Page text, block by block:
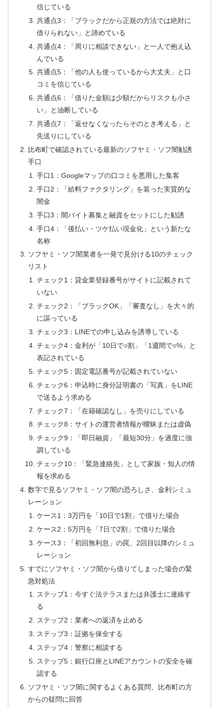
信じている
共通点3：「ブラックだから正規の方法では絶対に
借りられない」と諦めている
共通点4：「周りに相談できない」と一人で抱え込
んでいる
共通点5：「他の人も使っているから大丈夫」と口
コミを信じている
共通点6：「借りた金額は少額だからリスクも小さ
い」と油断している
共通点7：「返せなくなったらそのとき考える」と
先送りにしている
比布町で確認されている最新のソフヤミ・ソフ闇勧誘
手口
手口1：Googleマップの口コミを悪用した集客
手口2：「給料ファクタリング」を装った実質的な
闇金
手口3：闇バイト募集と融資をセットにした勧誘
手口4：「後払い・ツケ払い現金化」という新たな
名称
ソフヤミ・ソフ闇業者を一発で見分ける10のチェック
リスト
チェック1：貸金業登録番号がサイトに記載されて
いない
チェック2：「ブラックOK」「審査なし」を大々的
に謳っている
チェック3：LINEでの申し込みを誘導している
チェック4：金利が「10日で○割」「1週間で○%」と
表記されている
チェック5：固定電話番号が記載されていない
チェック6：申込時に身分証明書の「写真」をLINE
で送るよう求める
チェック7：「在籍確認なし」を売りにしている
チェック8：サイトの運営者情報が曖昧または虚偽
チェック9：「即日融資」「最短30分」を過度に強
調している
チェック10：「緊急連絡先」として家族・知人の情
報を求める
数字で見るソフヤミ・ソフ闇の恐ろしさ、金利シミュ
レーション
ケース1：3万円を「10日で1割」で借りた場合
ケース2：5万円を「7日で2割」で借りた場合
ケース3：「初回無利息」の罠、2回目以降のシミュ
レーション
すでにソフヤミ・ソフ闇から借りてしまった場合の緊
急対処法
ステップ1：今すぐ法テラスまたは弁護士に連絡す
る
ステップ2：業者への返済を止める
ステップ3：証拠を保全する
ステップ4：警察に相談する
ステップ5：銀行口座とLINEアカウントの安全を確
認する
ソフヤミ・ソフ闇に関するよくある質問、比布町の方
からの疑問に回答